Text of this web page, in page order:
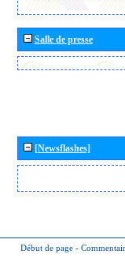
Salle de presse
[Newsflashes]
Début de page -